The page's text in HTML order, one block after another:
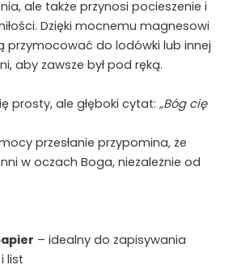
ale także przynosi pocieszenie i
Dzięki mocnemu magnesowi
przymocować do lodówki lub innej
aby zawsze był pod ręką.
prosty, ale głęboki cytat: „Bóg cię
przesłanie przypomina, że
w oczach Boga, niezależnie od
– idealny do zapisywania
list